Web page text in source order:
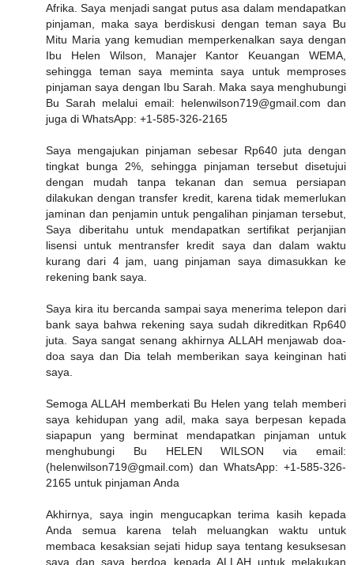
Afrika. Saya menjadi sangat putus asa dalam mendapatkan
pinjaman, maka saya berdiskusi dengan teman saya Bu
Mitu Maria yang kemudian memperkenalkan saya dengan
Ibu Helen Wilson, Manajer Kantor Keuangan WEMA,
sehingga teman saya meminta saya untuk memproses
pinjaman saya dengan Ibu Sarah. Maka saya menghubungi
Bu Sarah melalui email: helenwilson719@gmail.com dan
juga di WhatsApp: +1-585-326-2165
Saya mengajukan pinjaman sebesar Rp640 juta dengan
tingkat bunga 2%, sehingga pinjaman tersebut disetujui
dengan mudah tanpa tekanan dan semua persiapan
dilakukan dengan transfer kredit, karena tidak memerlukan
jaminan dan penjamin untuk pengalihan pinjaman tersebut,
Saya diberitahu untuk mendapatkan sertifikat perjanjian
lisensi untuk mentransfer kredit saya dan dalam waktu
kurang dari 4 jam, uang pinjaman saya dimasukkan ke
rekening bank saya.
Saya kira itu bercanda sampai saya menerima telepon dari
bank saya bahwa rekening saya sudah dikreditkan Rp640
juta. Saya sangat senang akhirnya ALLAH menjawab doa-
doa saya dan Dia telah memberikan saya keinginan hati
saya.
Semoga ALLAH memberkati Bu Helen yang telah memberi
saya kehidupan yang adil, maka saya berpesan kepada
siapapun yang berminat mendapatkan pinjaman untuk
menghubungi Bu HELEN WILSON via email:
(helenwilson719@gmail.com) dan WhatsApp: +1-585-326-
2165 untuk pinjaman Anda
Akhirnya, saya ingin mengucapkan terima kasih kepada
Anda semua karena telah meluangkan waktu untuk
membaca kesaksian sejati hidup saya tentang kesuksesan
saya dan saya berdoa kepada ALLAH untuk melakukan